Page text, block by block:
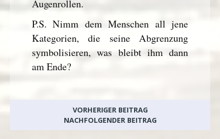
Augenrollen.
P.S. Nimm dem Menschen all jene
Kategorien, die seine Abgrenzung
symbolisieren, was bleibt ihm dann
am Ende?
VORHERIGER BEITRAG
NACHFOLGENDER BEITRAG